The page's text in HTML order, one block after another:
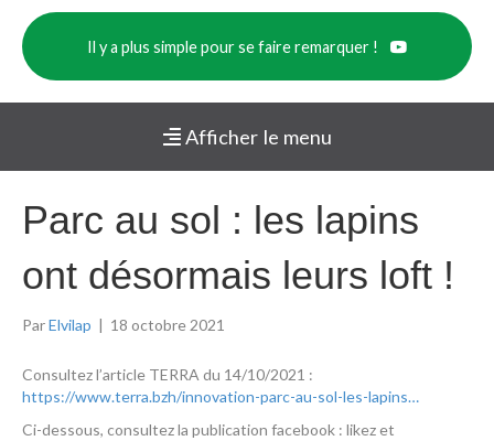
Il y a plus simple pour se faire remarquer !
Afficher le menu
Parc au sol : les lapins
ont désormais leurs loft !
ParElvilap | 18 octobre 2021
Consultez l’article TERRA du 14/10/2021 :
https://www.terra.bzh/innovation-parc-au-sol-les-lapins…
Ci-dessous, consultez la publication facebook : likez et